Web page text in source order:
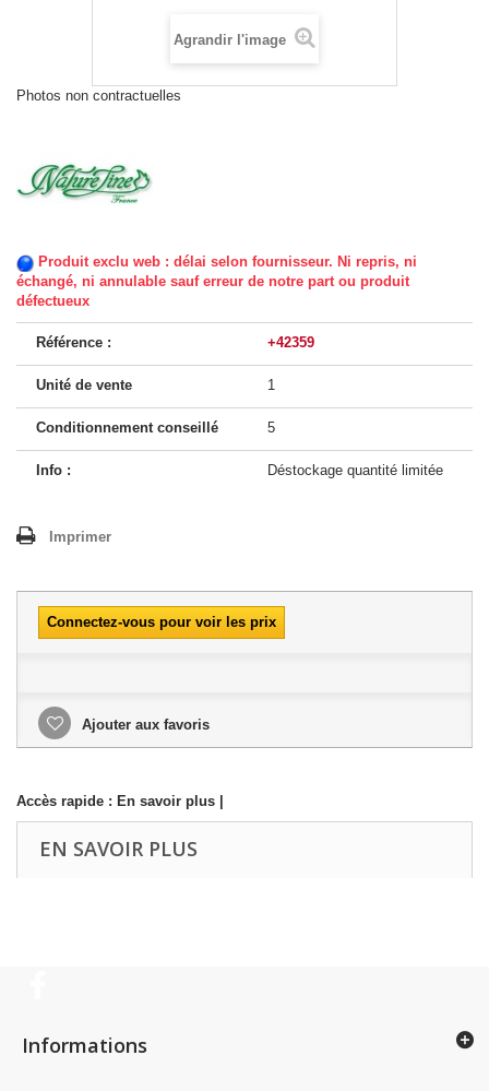
Agrandir l'image
Photos non contractuelles
Produit exclu web : délai selon fournisseur. Ni repris, ni
échangé, ni annulable sauf erreur de notre part ou produit
défectueux
Référence : +42359
Unité de vente 1
Conditionnement conseillé 5
Info : Déstockage quantité limitée
Imprimer
Connectez-vous pour voir les prix
Ajouter aux favoris
Accès rapide : En savoir plus
EN SAVOIR PLUS
Informations